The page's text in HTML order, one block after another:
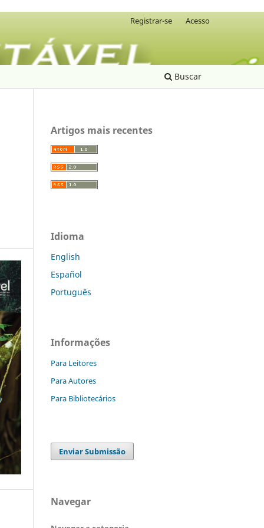
Buscar
Registrar-se Acesso
Artigos mais recentes
Idioma
English
Español
Português
Informações
Para Leitores
Para Autores
Para Bibliotecários
Enviar Submissão
Navegar